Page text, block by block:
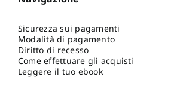
Sicurezza sui pagamenti
Modalità di pagamento
Diritto di recesso
Come effettuare gli acquisti
Leggere il tuo ebook